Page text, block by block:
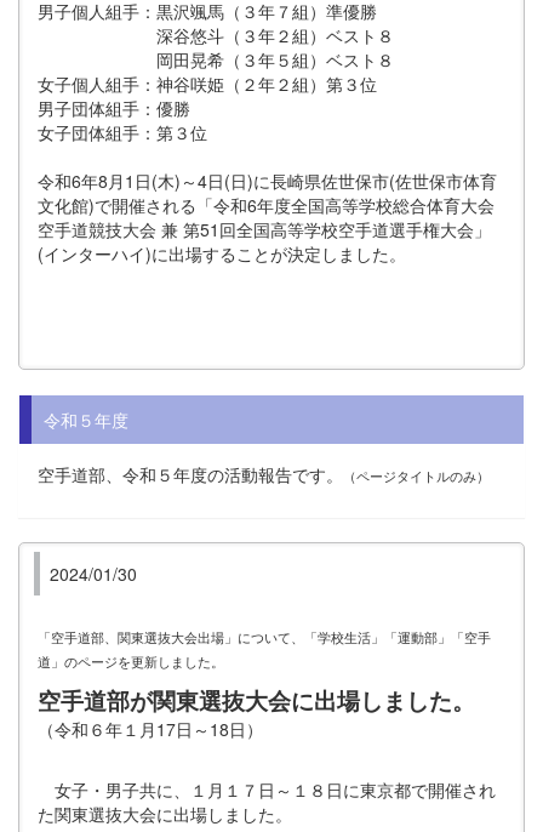
男子個人組手：黒沢颯馬（３年７組）準優勝
深谷悠斗（３年２組）ベスト８
岡田晃希（３年５組）ベスト８
女子個人組手：神谷咲姫（２年２組）第３位
男子団体組手：優勝
女子団体組手：第３位
令和6年8月1日(木)～4日(日)に長崎県佐世保市(佐世保市体育
文化館)で開催される「令和6年度全国高等学校総合体育大会
空手道競技大会 兼 第51回全国高等学校空手道選手権大会」
(インターハイ)に出場することが決定しました。
令和５年度
空手道部、令和５年度の活動報告です。 （ページタイトルのみ）
2024/01/30
「空手道部、関東選抜大会出場」について、「学校生活」「運動部」「空手
道」のページを更新しました。
空手道部が関東選抜大会に出場しました。
（令和６年１月17日～18日）
女子・男子共に、１月１７日～１８日に東京都で開催され
た関東選抜大会に出場しました。